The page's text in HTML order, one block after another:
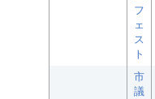
フ
ェ
ス
ト
市
議